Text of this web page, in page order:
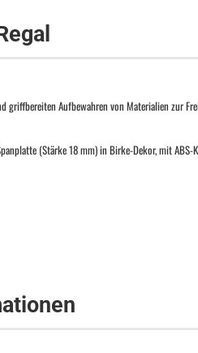
griffbereiten Aufbewahren von Materialien zur
(Stärke 18 mm) in Birke-Dekor, mit ABS-